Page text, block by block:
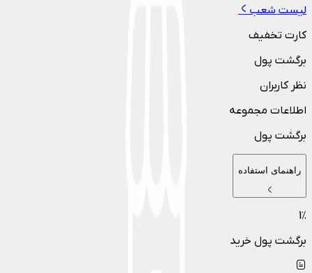
لیست شعب
کارت تخفیف
برگشت پول
نظر کاربران
اطلاعات مجموعه
برگشت پول
راهنمای استفاده
1٪
برگشت پول خرید